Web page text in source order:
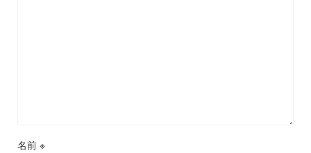
名前 ※